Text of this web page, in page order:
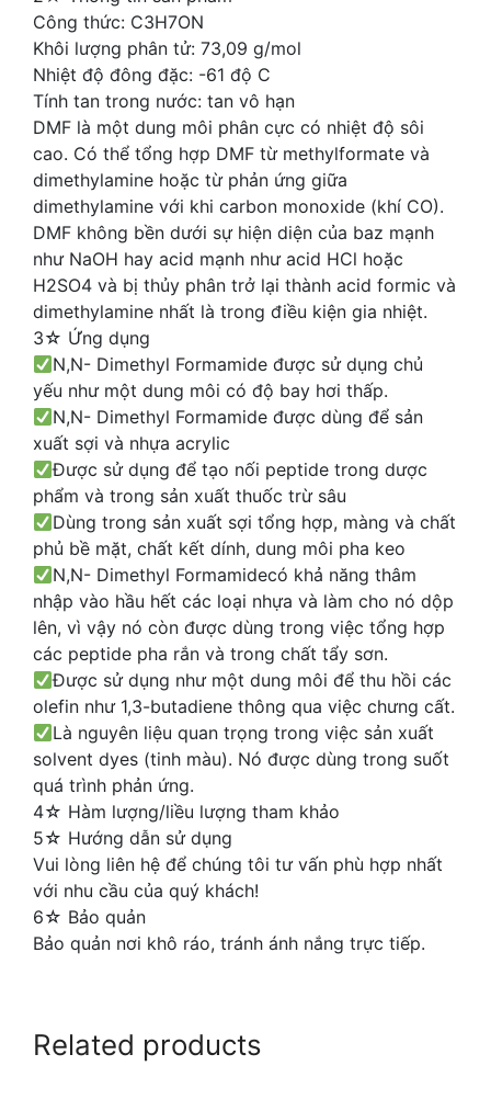
Công thức: C3H7ON
Khôi lượng phân tử: 73,09 g/mol
Nhiệt độ đông đặc: -61 độ C
Tính tan trong nước: tan vô hạn
DMF là một dung môi phân cực có nhiệt độ sôi
cao. Có thể tổng hợp DMF từ methylformate và
dimethylamine hoặc từ phản ứng giữa
dimethylamine với khi carbon monoxide (khí CO).
DMF không bền dưới sự hiện diện của baz mạnh
như NaOH hay acid mạnh như acid HCl hoặc
H2SO4 và bị thủy phân trở lại thành acid formic và
dimethylamine nhất là trong điều kiện gia nhiệt.
3☆ Ứng dụng
N,N- Dimethyl Formamide được sử dụng chủ
yếu như một dung môi có độ bay hơi thấp.
N,N- Dimethyl Formamide được dùng để sản
xuất sợi và nhựa acrylic
Được sử dụng để tạo nối peptide trong dược
phẩm và trong sản xuất thuốc trừ sâu
Dùng trong sản xuất sợi tổng hợp, màng và chất
phủ bề mặt, chất kết dính, dung môi pha keo
N,N- Dimethyl Formamidecó khả năng thâm
nhập vào hầu hết các loại nhựa và làm cho nó dộp
lên, vì vậy nó còn được dùng trong việc tổng hợp
các peptide pha rắn và trong chất tẩy sơn.
Được sử dụng như một dung môi để thu hồi các
olefin như 1,3-butadiene thông qua việc chưng cất.
Là nguyên liệu quan trọng trong việc sản xuất
solvent dyes (tinh màu). Nó được dùng trong suốt
quá trình phản ứng.
4☆ Hàm lượng/liều lượng tham khảo
5☆ Hướng dẫn sử dụng
Vui lòng liên hệ để chúng tôi tư vấn phù hợp nhất
với nhu cầu của quý khách!
6☆ Bảo quản
Bảo quản nơi khô ráo, tránh ánh nắng trực tiếp.
Related products